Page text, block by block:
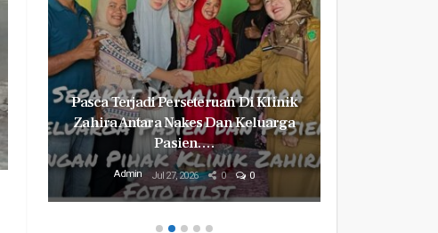
Pasca Terjadi Perseteruan Di Klinik
Zahira Antara Nakes Dan Keluarga
Pasien.…
Admin Jul 27, 2026 0 0